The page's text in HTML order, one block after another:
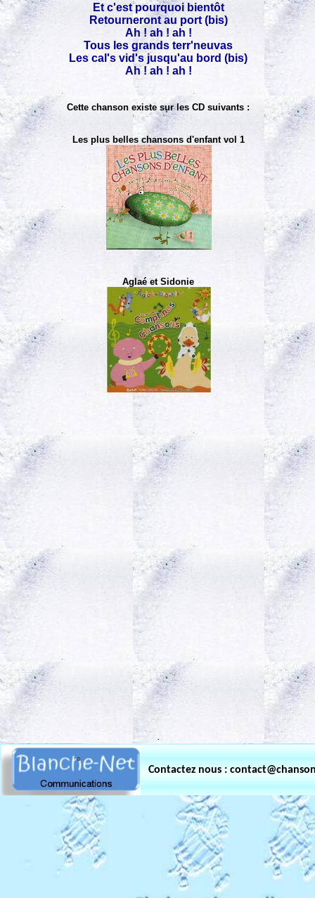
Et c'est pourquoi bientôt
Retourneront au port (bis)
Ah ! ah ! ah !
Tous les grands terr'neuvas
Les cal's vid's jusqu'au bord (bis)
Ah ! ah ! ah !
Cette chanson existe sur les CD suivants :
Les plus belles chansons d'enfant vol 1
Aglaé et Sidonie
Contactez nous :